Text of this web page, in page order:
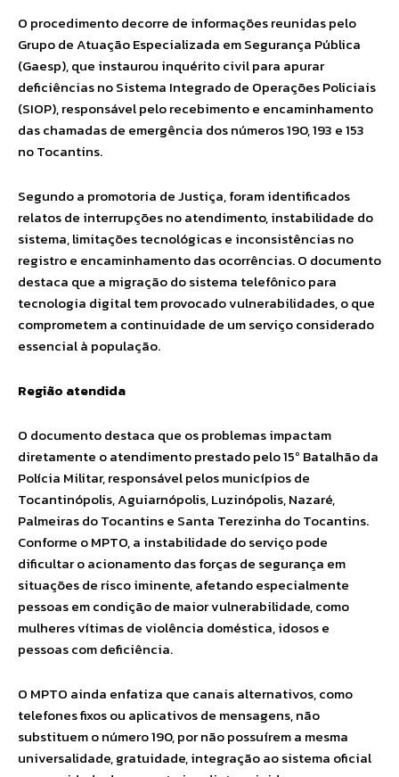
O procedimento decorre de informações reunidas pelo
Grupo de Atuação Especializada em Segurança Pública
(Gaesp), que instaurou inquérito civil para apurar
deficiências no Sistema Integrado de Operações Policiais
(SIOP), responsável pelo recebimento e encaminhamento
das chamadas de emergência dos números 190, 193 e 153
no Tocantins.
Segundo a promotoria de Justiça, foram identificados
relatos de interrupções no atendimento, instabilidade do
sistema, limitações tecnológicas e inconsistências no
registro e encaminhamento das ocorrências. O documento
destaca que a migração do sistema telefônico para
tecnologia digital tem provocado vulnerabilidades, o que
comprometem a continuidade de um serviço considerado
essencial à população.
Região atendida
O documento destaca que os problemas impactam
diretamente o atendimento prestado pelo 15º Batalhão da
Polícia Militar, responsável pelos municípios de
Tocantinópolis, Aguiarnópolis, Luzinópolis, Nazaré,
Palmeiras do Tocantins e Santa Terezinha do Tocantins.
Conforme o MPTO, a instabilidade do serviço pode
dificultar o acionamento das forças de segurança em
situações de risco iminente, afetando especialmente
pessoas em condição de maior vulnerabilidade, como
mulheres vítimas de violência doméstica, idosos e
pessoas com deficiência.
O MPTO ainda enfatiza que canais alternativos, como
telefones fixos ou aplicativos de mensagens, não
substituem o número 190, por não possuírem a mesma
universalidade, gratuidade, integração ao sistema oficial